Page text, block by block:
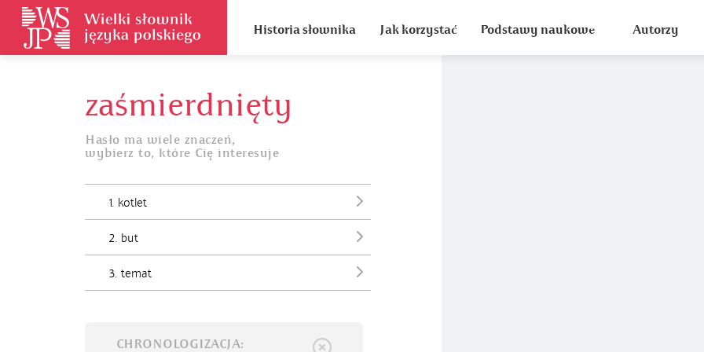
Historia słownika Jak korzystać Podstawy naukowe Autorzy
zaśmierdnięty
Hasło ma wiele znaczeń,
wybierz to, które Cię interesuje
1. kotlet
2. but
3. temat
CHRONOLOGIZACJA: